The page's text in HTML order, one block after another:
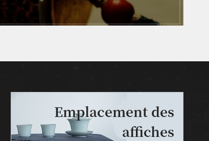
Emplacement des
affiches